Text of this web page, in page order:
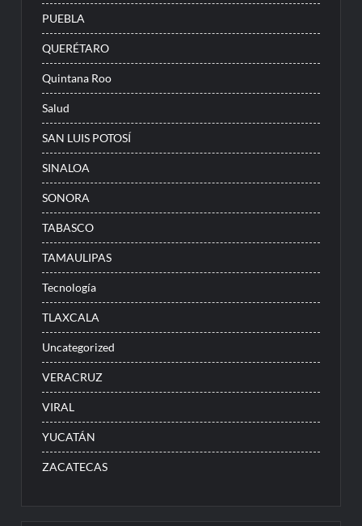
PUEBLA
QUERÉTARO
Quintana Roo
Salud
SAN LUIS POTOSÍ
SINALOA
SONORA
TABASCO
TAMAULIPAS
Tecnología
TLAXCALA
Uncategorized
VERACRUZ
VIRAL
YUCATÁN
ZACATECAS